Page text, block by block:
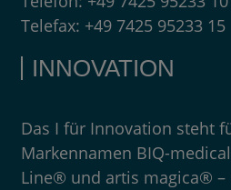
Telefax: +49 7425 95233 15
INNOVATION
Das I für Innovation steht
Markennamen BIQ-
Line® und artis magica® –